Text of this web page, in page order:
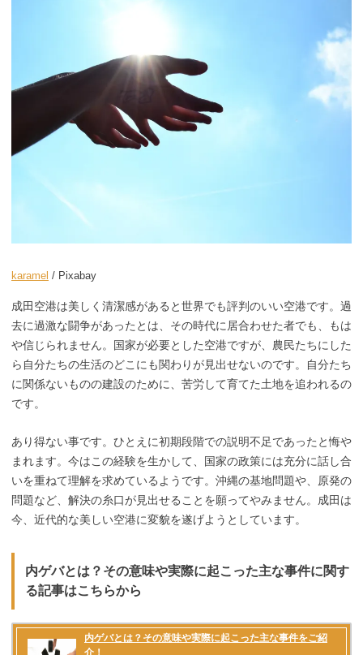
karamel / Pixabay
成田空港は美しく清潔感があると世界でも評判のいい空港です。過
去に過激な闘争があったとは、その時代に居合わせた者でも、もは
や信じられません。国家が必要とした空港ですが、農民たちにした
ら自分たちの生活のどこにも関わりが見出せないのです。自分たち
に関係ないものの建設のために、苦労して育てた土地を追われるの
です。
あり得ない事です。ひとえに初期段階での説明不足であったと悔や
まれます。今はこの経験を生かして、国家の政策には充分に話し合
いを重ねて理解を求めているようです。沖縄の基地問題や、原発の
問題など、解決の糸口が見出せることを願ってやみません。成田は
今、近代的な美しい空港に変貌を遂げようとしています。
内ゲバとは？その意味や実際に起こった主な事件に関す
る記事はこちらから